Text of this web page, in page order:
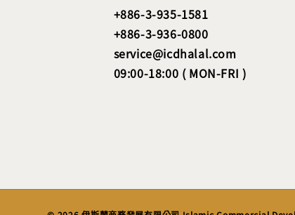
+886-3-935-1581
+886-3-936-0800
service@icdhalal.com
09:00-18:00 ( MON-FRI )